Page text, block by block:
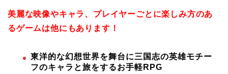
美麗な映像やキャラ、プレイヤーごとに楽しみ方のあ
るゲームは他にもあります！
東洋的な幻想世界を舞台に三国志の英雄モチー
フのキャラと旅をするお手軽RPG